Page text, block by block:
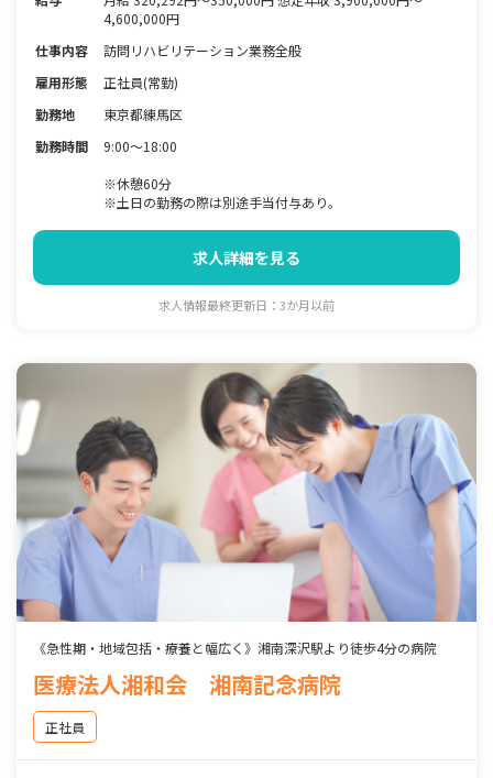
4,600,000円
仕事内容
訪問リハビリテーション業務全般
雇用形態
正社員(常勤)
勤務地
東京都練馬区
勤務時間
9:00～18:00
※休憩60分
※土日の勤務の際は別途手当付与あり。
求人詳細を見る
求人情報最終更新日：3か月以前
《急性期・地域包括・療養と幅広く》湘南深沢駅より徒歩4分の病院
医療法人湘和会 湘南記念病院
正社員